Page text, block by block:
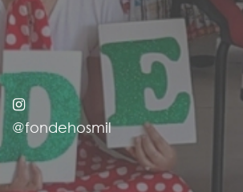
@fondehosmil